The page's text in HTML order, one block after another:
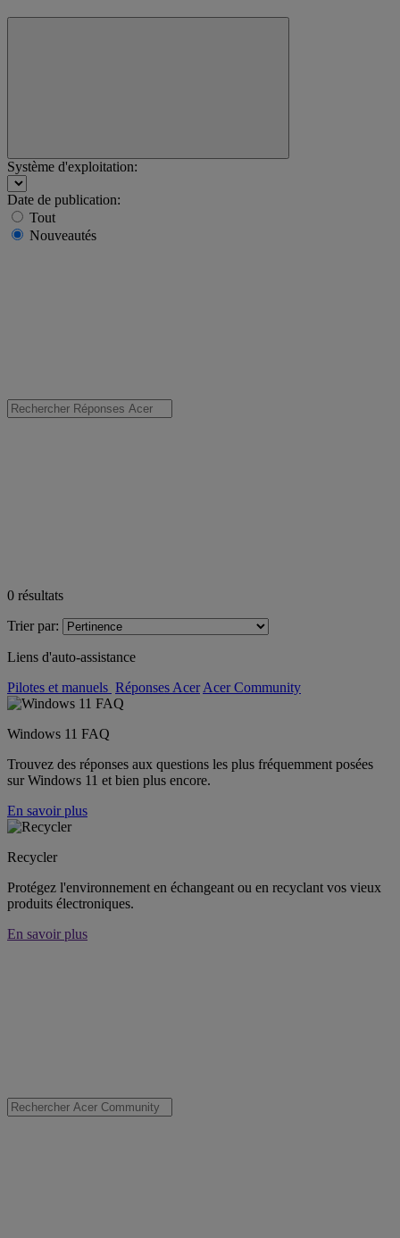
Système d'exploitation:
Date de publication:
Tout
Nouveautés
0 résultats
Trier par:
Liens d'auto-assistance
Pilotes et manuels Réponses Acer Acer Community
Windows 11 FAQ
Trouvez des réponses aux questions les plus fréquemment posées
sur Windows 11 et bien plus encore.
En savoir plus
Recycler
Protégez l'environnement en échangeant ou en recyclant vos vieux
produits électroniques.
En savoir plus